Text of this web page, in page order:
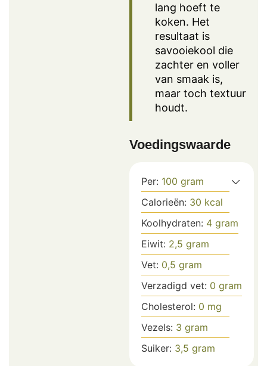
lang hoeft te
koken. Het
resultaat is
savooiekool die
zachter en voller
van smaak is,
maar toch textuur
houdt.
Voedingswaarde
Per: 100 gram
Calorieën: 30 kcal
Koolhydraten: 4 gram
Eiwit: 2,5 gram
Vet: 0,5 gram
Verzadigd vet: 0 gram
Cholesterol: 0 mg
Vezels: 3 gram
Suiker: 3,5 gram